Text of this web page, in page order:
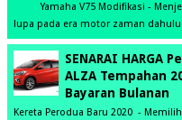
Yamaha V75 Modifikasi -
lupa pada era motor zaman
SENARAI HARGA
ALZA Tempahan
Bayaran Bulanan
Kereta Perodua Baru 2020 -